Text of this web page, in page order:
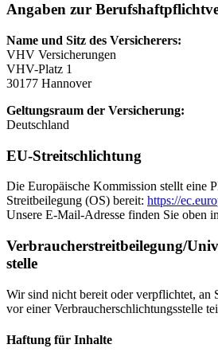
Angaben zur
Name und Sitz des Versicherers:
VHV Versicherungen
VHV-Platz 1
30177 Hannover
Geltungsraum der Versicherung:
Deutschland
EU-Streitschlichtung
Die Europäische Kommission stellt eine
Streitbeilegung (OS) bereit: https://
Unsere E-Mail-Adresse finden Sie oben
Verbraucher­streit­beilegung/
stelle
Wir sind nicht bereit oder verpflichtet, an
vor einer Verbraucherschlichtungsstelle
Haftung für Inhalte